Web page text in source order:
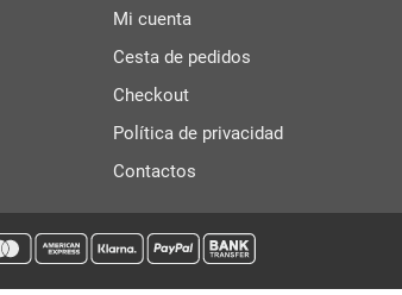
Mi cuenta
Cesta de pedidos
Checkout
Política de privacidad
Contactos